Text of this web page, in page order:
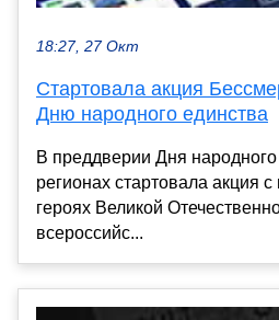
18:27, 27 Окт
Стартовала акция
Дню народного единства
В преддверии Дня
регионах стартовала акция
героях Великой
всероссийс...